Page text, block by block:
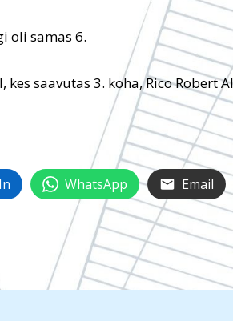
oli samas 6.
saavutas 3. koha, Rico Robert
WhatsApp Email